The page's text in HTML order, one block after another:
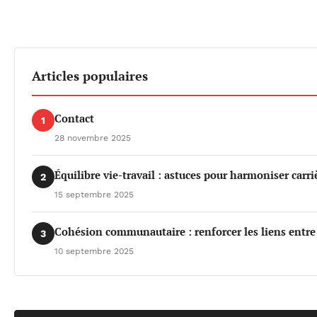
Articles populaires
1 Contact
28 novembre 2025
2 Équilibre vie-travail : astuces pour harmoniser
15 septembre 2025
3 Cohésion communautaire : renforcer les liens entre
10 septembre 2025